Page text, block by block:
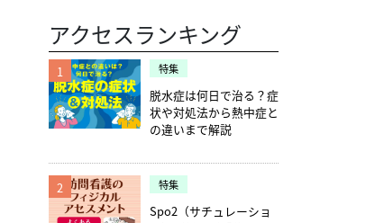
アクセスランキング
1 特集
脱水症は何日で治る？症
状や対処法から熱中症と
の違いまで解説
2 特集
Spo2（サチュレーショ